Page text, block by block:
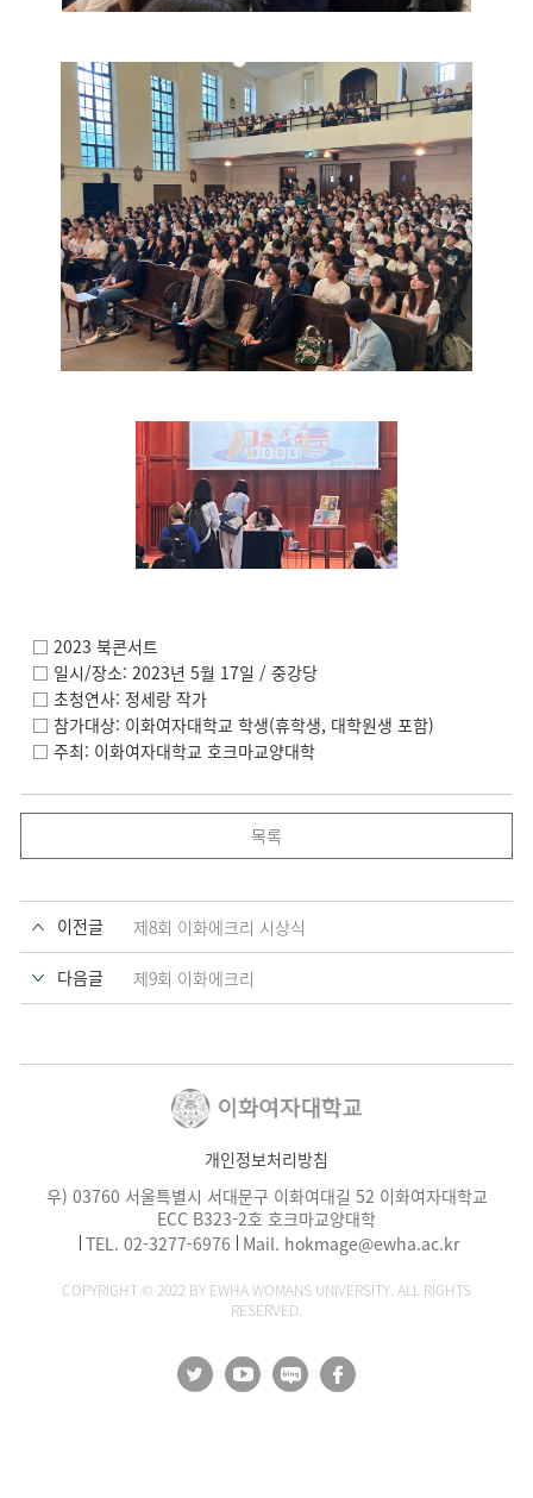
□ 2023 북콘서트
□ 일시/장소: 2023년 5월 17일 / 중강당
□ 초청연사: 정세랑 작가
□ 참가대상: 이화여자대학교 학생(휴학생, 대학원생 포함)
□ 주최: 이화여자대학교 호크마교양대학
목록
이전글 제8회 이화에크리 시상식
다음글 제9회 이화에크리
개인정보처리방침
우) 03760 서울특별시 서대문구 이화여대길 52 이화여자대학교
ECC B323-2호 호크마교양대학
TEL. 02-3277-6976 Mail. hokmage@ewha.ac.kr
COPYRIGHT © 2022 BY EWHA WOMANS UNIVERSITY. ALL RIGHTS
RESERVED.